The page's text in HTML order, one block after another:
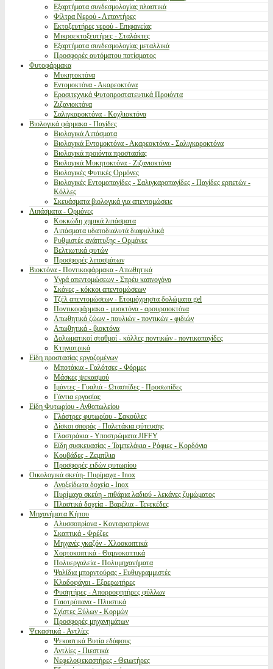
Εξαρτήματα συνδεσμολογίας πλαστικά
Φίλτρα Νερού - Λιπαντήρες
Εκτοξευτήρες νερού - Επιφανείας
Μικροεκτοξευτήρες - Σταλάκτες
Εξαρτήματα συνδεσμολογίας μεταλλικά
Προσφορές αυτόματου ποτίσματος
Φυτοφάρμακα
Μυκητοκτόνα
Εντομοκτόνα - Ακαρεοκτόνα
Ερασιτεχνικά Φυτοπροστατευτικά Προιόντα
Ζιζανιοκτόνα
Σαλιγκαροκτόνα - Κοχλιοκτόνα
Βιολογικά φάρμακα - Παγίδες
Βιολογικά Λιπάσματα
Βιολογικά Εντομοκτόνα - Ακαρεοκτόνα - Σαλιγκαροκτόνα
Βιολογικά προιόντα προστασίας
Βιολογικά Μυκητοκτόνα - Ζιζανιοκτόνα
Βιολογικές Φυτικές Ορμόνες
Βιολογικές Εντομοπαγίδες - Σαλιγκαροπαγίδες - Παγίδες ερπετών -
Κόλλες
Σκευάσματα βιολογικά για απεντομώσεις
Λιπάσματα - Ορμόνες
Κοκκώδη χημικά λιπάσματα
Λιπάσματα υδατοδιαλυτά διαφυλλικά
Ρυθμιστές ανάπτυξης - Ορμόνες
Βελτιωτικά φυτών
Προσφορές λιπασμάτων
Βιοκτόνα - Ποντικοφάρμακα - Απωθητικά
Υγρά απεντομώσεων - Σπρέυ καπνογόνα
Σκόνες - κόκκοι απεντομώσεων
Τζέλ απεντομώσεων - Ετοιμόχρηστα δολώματα gel
Ποντικοφάρμακα - μυοκτόνα - αρουραιοκτόνα
Απωθητικά ζώων - πουλιών - ποντικών - φιδιών
Απωθητικά - βιοκτόνα
Δολωματικοί σταθμοί - κόλλες ποντικών - ποντικοπαγίδες
Κτηνιατρικά
Είδη προστασίας εργαζομένων
Μποτάκια - Γαλότσες - Φόρμες
Μάσκες ψεκασμού
Ιμάντες - Γυαλιά - Ωτασπίδες - Προσωπίδες
Γάντια εργασίας
Είδη Φυτωρίου - Ανθοπωλείου
Γλάστρες φυτωρίου - Σακούλες
Δίσκοι σποράς - Παλετάκια φύτευσης
Γλαστράκια - Υποστρώματα JIFFY
Είδη συσκευασίας - Ταμπελάκια - Ράφιες - Κορδόνια
Κουβάδες - Ζεμπίλια
Προσφορές ειδών φυτωρίου
Οικολογικά σκεύη- Πυρίμαχα - Inox
Ανοξείδωτα δοχεία - Inox
Πυρίμαχα σκεύη - πιθάρια λαδιού - λεκάνες ζυμώματος
Πλαστικά δοχεία - Βαρέλια - Τενεκέδες
Μηχανήματα Κήπου
Αλυσσοπρίονα - Κονταροπρίονα
Σκαπτικά - Φρέζες
Μηχανές γκαζόν - Χλοοκοπτικά
Χορτοκοπτικά - Θαμνοκοπτικά
Πολυεργαλεία - Πολυμηχανήματα
Ψαλίδια μπορντούρας - Ευθυγραμμιστές
Κλαδοφάγοι - Εξαερωτήρες
Φυσητήρες - Απορροφητήρες φύλλων
Γαιοτρύπανα - Πλυστικά
Σχίστες Ξύλων - Κορμών
Προσφορές μηχανημάτων
Ψεκαστικά - Αντλίες
Ψεκαστικά Βυτία εδάφους
Αντλίες - Πιεστικά
Νεφελοψεκαστήρες - Θειωτήρες